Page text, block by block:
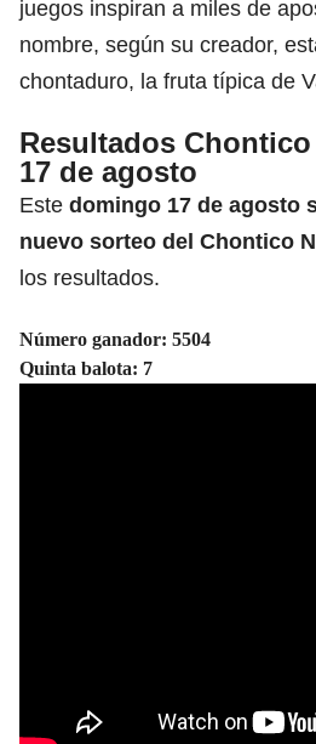
juegos inspiran a miles de
nombre, según su creador,
chontaduro, la fruta típica de
Resultados
17 de agosto
Este domingo 17 de agosto
nuevo sorteo del Chontico
los resultados.
Número ganador: 5504
Quinta balota: 7